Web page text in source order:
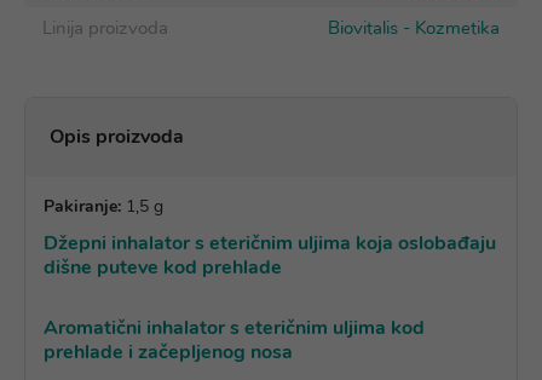
Linija proizvoda
Biovitalis - Kozmetika
Opis proizvoda
Pakiranje: 1,5 g
Džepni inhalator s eteričnim uljima koja oslobađaju
dišne puteve kod prehlade
Aromatični inhalator s eteričnim uljima kod
prehlade i začepljenog nosa